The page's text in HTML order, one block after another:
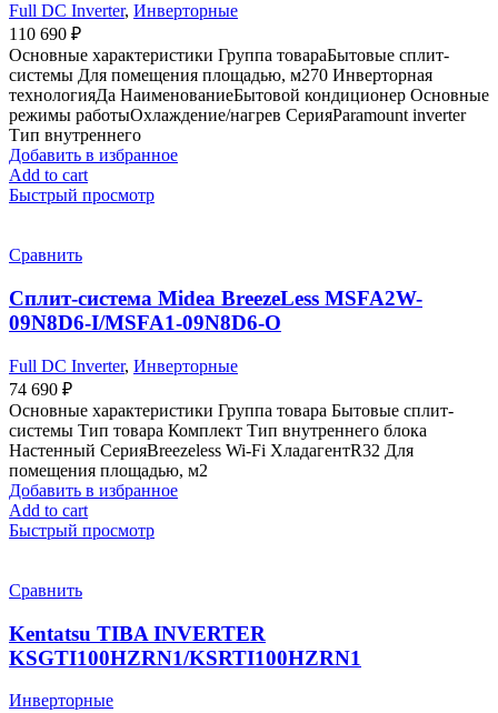
Full DC Inverter, Инверторные
110 690 ₽
Основные характеристики Группа товараБытовые сплит-
системы Для помещения площадью, м270 Инверторная
технологияДа НаименованиеБытовой кондиционер Основные
режимы работыОхлаждение/нагрев СерияParamount inverter
Тип внутреннего
Добавить в избранное
Add to cart
Быстрый просмотр
Сравнить
Сплит-система Midea BreezeLess MSFA2W-
09N8D6-I/MSFA1-09N8D6-O
Full DC Inverter, Инверторные
74 690 ₽
Основные характеристики Группа товара Бытовые сплит-
системы Тип товара Комплект Тип внутреннего блока
Настенный СерияBreezeless Wi-Fi ХладагентR32 Для
помещения площадью, м2
Добавить в избранное
Add to cart
Быстрый просмотр
Сравнить
Kentatsu TIBA INVERTER
KSGTI100HZRN1/KSRTI100HZRN1
Инверторные